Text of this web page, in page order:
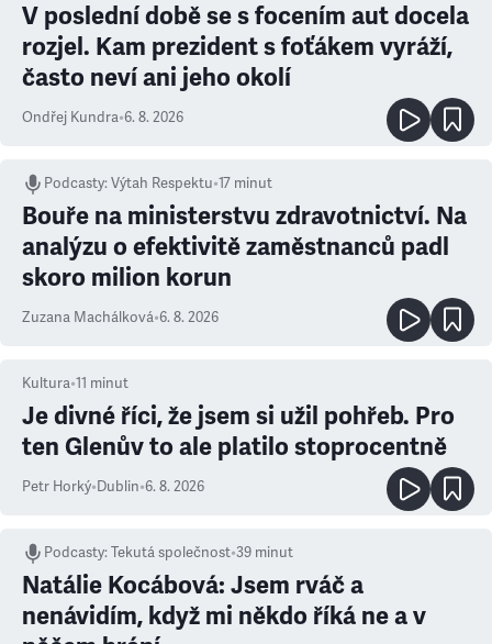
V poslední době se s focením aut docela
rozjel. Kam prezident s foťákem vyráží,
často neví ani jeho okolí
Ondřej Kundra•6. 8. 2026
Podcasty:Výtah Respektu•17 minut
Bouře na ministerstvu zdravotnictví. Na
analýzu o efektivitě zaměstnanců padl
skoro milion korun
Zuzana Machálková•6. 8. 2026
Kultura•11 minut
Je divné říci, že jsem si užil pohřeb. Pro
ten Glenův to ale platilo stoprocentně
Petr Horký•Dublin•6. 8. 2026
Podcasty:Tekutá společnost•39 minut
Natálie Kocábová: Jsem rváč a
nenávidím, když mi někdo říká ne a v